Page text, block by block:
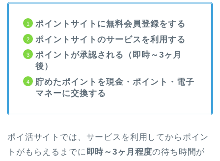
ポイントサイトに無料会員登録をする
ポイントサイトのサービスを利用する
ポイントが承認される（即時～3ヶ月
後）
貯めたポイントを現金・ポイント・電子
マネーに交換する
ポイ活サイトでは、サービスを利用してからポイン
トがもらえるまでに 即時～3ヶ月程度の待ち時間が